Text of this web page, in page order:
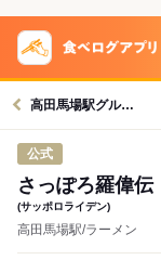
高田馬場駅グルメへ
公式
さっぽろ羅偉伝
(サッポロライデン)
高田馬場駅/ラーメン